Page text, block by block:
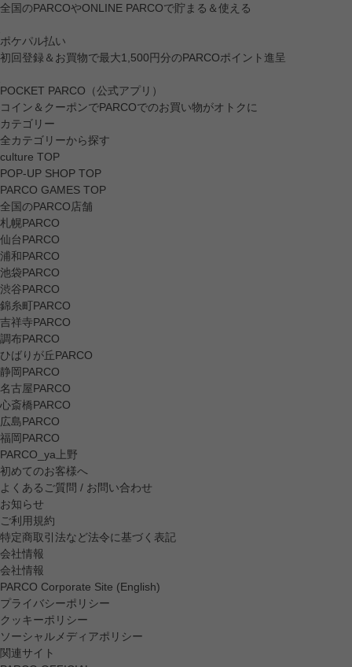
全国のPARCOやONLINE PARCOで貯まる＆使える
ポケパル払い
初回登録＆お買物で最大1,500円分のPARCOポイント進呈
POCKET PARCO（公式アプリ）
コイン＆クーポンでPARCOでのお買い物がオトクに
カテゴリー
全カテゴリーから探す
culture TOP
POP-UP SHOP TOP
PARCO GAMES TOP
全国のPARCO店舗
札幌PARCO
仙台PARCO
浦和PARCO
池袋PARCO
渋谷PARCO
錦糸町PARCO
吉祥寺PARCO
調布PARCO
ひばりが丘PARCO
静岡PARCO
名古屋PARCO
心斎橋PARCO
広島PARCO
福岡PARCO
PARCO_ya上野
初めてのお客様へ
よくあるご質問 / お問い合わせ
お知らせ
ご利用規約
特定商取引法など法令に基づく表記
会社情報
会社情報
PARCO Corporate Site (English)
プライバシーポリシー
クッキーポリシー
ソーシャルメディアポリシー
関連サイト